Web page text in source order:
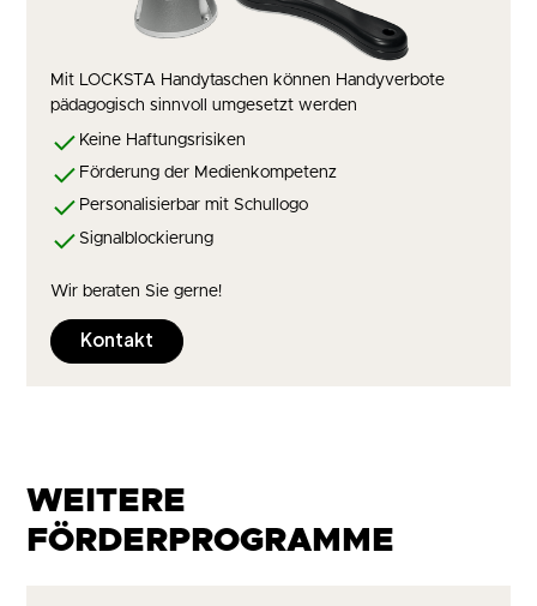
Mit LOCKSTA Handytaschen können Handyverbote
pädagogisch sinnvoll umgesetzt werden
Keine Haftungsrisiken
Förderung der Medienkompetenz
Personalisierbar mit Schullogo
Signalblockierung
Wir beraten Sie gerne!
Kontakt
WEITERE
FÖRDERPROGRAMME